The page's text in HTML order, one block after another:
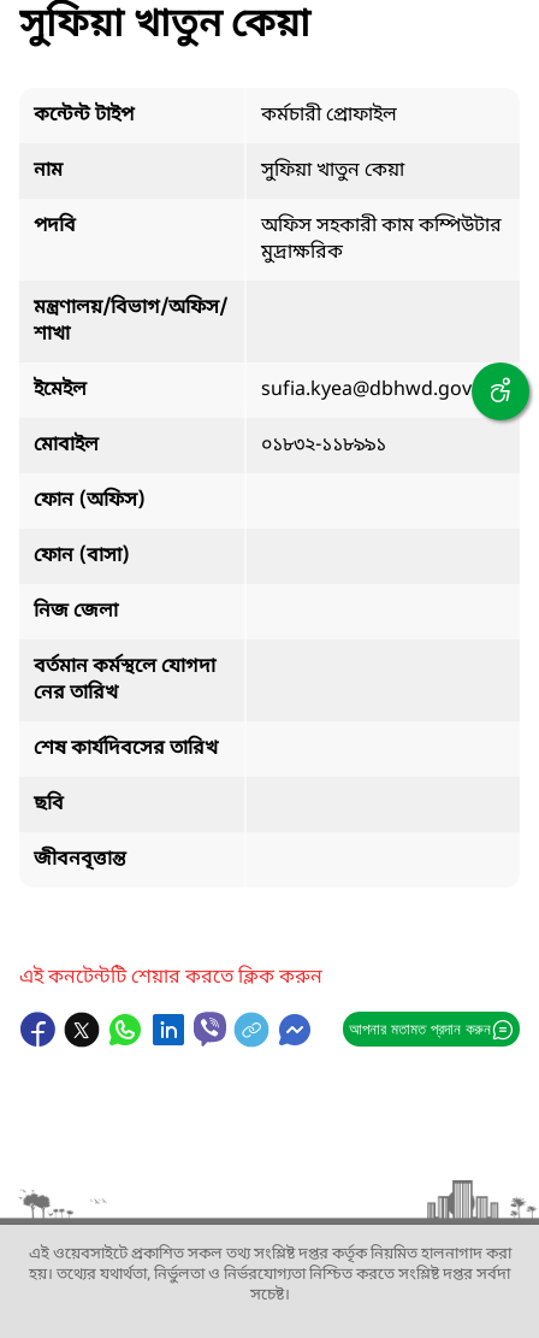
সুফিয়া খাতুন কেয়া
কন্টেন্ট টাইপ কর্মচারী প্রোফাইল
নাম সুফিয়া খাতুন কেয়া
পদবি
অফিস সহকারী কাম কম্পিউটার
মুদ্রাক্ষরিক
মন্ত্রণালয়/বিভাগ/অফিস/
শাখা
ইমেইল sufia.kyea@dbhwd.gov.bd
মোবাইল ০১৮৩২-১১৮৯৯১
ফোন (অফিস)
ফোন (বাসা)
নিজ জেলা
বর্তমান কর্মস্থলে যোগদা
নের তারিখ
শেষ কার্যদিবসের তারিখ
ছবি
জীবনবৃত্তান্ত
এই কনটেন্টটি শেয়ার করতে ক্লিক করুন
আপনার মতামত প্রদান করুন
এই ওয়েবসাইটে প্রকাশিত সকল তথ্য সংশ্লিষ্ট দপ্তর কর্তৃক নিয়মিত হালনাগাদ করা
হয়। তথ্যের যথার্থতা, নির্ভুলতা ও নির্ভরযোগ্যতা নিশ্চিত করতে সংশ্লিষ্ট দপ্তর সর্বদা
সচেষ্ট।